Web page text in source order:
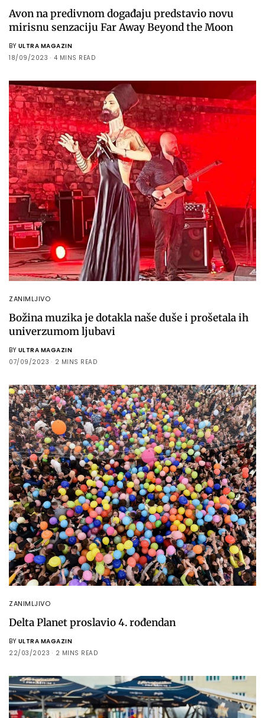
Avon na predivnom događaju predstavio novu
mirisnu senzaciju Far Away Beyond the Moon
BY ULTRA MAGAZIN
18/09/2023
4 MINS READ
ZANIMLJIVO
Božina muzika je dotakla naše duše i prošetala ih
univerzumom ljubavi
BY ULTRA MAGAZIN
07/09/2023
2 MINS READ
ZANIMLJIVO
Delta Planet proslavio 4. rođendan
BY ULTRA MAGAZIN
22/03/2023
2 MINS READ